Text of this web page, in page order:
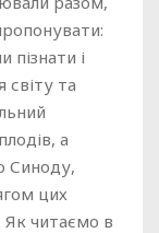
пізнати і
та
а
Синоду,
цих
Як читаємо в